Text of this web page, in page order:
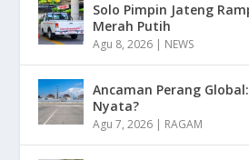
Solo Pimpin Jateng
Merah Putih
Agu 8, 2026 | NEWS
Ancaman Perang
Nyata?
Agu 7, 2026 | RAGAM